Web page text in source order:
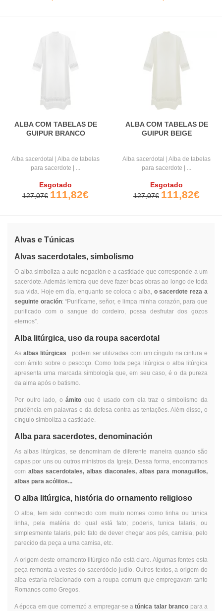
Alvas e Túnicas
Alvas sacerdotales, simbolismo
O alba simboliza a auto negación e a castidade que corresponde a um
sacerdote. Además lembra que deve fazer boas obras ao longo de toda
sua vida. Hoje em día, enquanto se coloca o alba, o sacerdote reza a
seguinte oración: “Purifícame, señor, e limpa minha corazón, para que
purificado com o sangue do cordeiro, possa desfrutar dos gozos
eternos”.
Alba litúrgica, uso da roupa sacerdotal
As albas litúrgicas
podem ser utilizadas com um cíngulo na cintura e
com ámito sobre o pescoço. Como toda peça litúrgica o alba litúrgica
apresenta uma marcada simbología que, em seu caso, é o da pureza
da alma após o batismo.
Por outro lado, oámito que é usado com ela traz o simbolismo da
prudência em palavras e da defesa contra as tentações. Além disso, o
cíngulo simboliza a castidade.
Alba para sacerdotes, denominación
As albas litúrgicas, se denominam de diferente maneira quando são
capas por uns ou outros ministros da Igreja. Dessa forma, encontramos
com albas sacerdotales, albas diaconales, albas para monaguillos,
albas para acólitos...
O alba litúrgica, história do ornamento religioso
O alba, tem sido conhecido com muito nomes como linha ou tunica
linha, pela matéria do qual está fato; poderis, tunica talaris, ou
simplesmente talaris, pelo fato de dever chegar aos pés, camisia, pelo
parecido da peça a uma camisa, etc.
A origem deste ornamento litúrgico não está claro. Algumas fontes esta
peça remonta a vestes do sacerdócio judío. Outros textos, a origem do
alba estaría relacionado com a roupa comum que empregavam tanto
Romanos como Gregos.
A época em que comemzó a empregar-se atúnica talar branco para a
ALBA COM TABELAS DE
GUIPUR BRANCO
Alba sacerdotal | Alba de tabelas
para sacerdote | ...
Esgotado
127,07€ 111,82€
ALBA COM TABELAS DE
GUIPUR BEIGE
Alba sacerdotal | Alba de tabelas
para sacerdote | ...
Esgotado
127,07€ 111,82€